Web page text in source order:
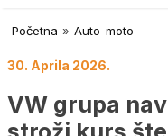
Početna » Auto-moto
30. Aprila 2026.
VW grupa